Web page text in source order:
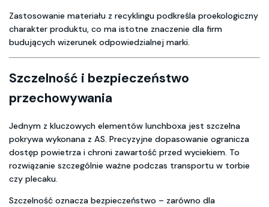
Zastosowanie materiału z recyklingu podkreśla proekologiczny
charakter produktu, co ma istotne znaczenie dla firm
budujących wizerunek odpowiedzialnej marki.
Szczelność i bezpieczeństwo
przechowywania
Jednym z kluczowych elementów lunchboxa jest szczelna
pokrywa wykonana z AS. Precyzyjne dopasowanie ogranicza
dostęp powietrza i chroni zawartość przed wyciekiem. To
rozwiązanie szczególnie ważne podczas transportu w torbie
czy plecaku.
Szczelność oznacza bezpieczeństwo – zarówno dla